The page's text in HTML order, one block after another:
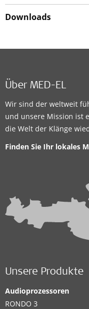
Downloads
Über MED-EL
Wir sind der weltweit
und unsere Mission ist
die Welt der Klänge
Finden Sie Ihr lokales
Unsere Produkte
Audioprozessoren
RONDO 3